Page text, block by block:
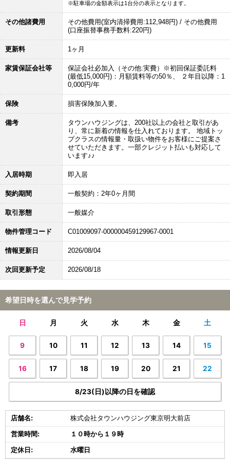
※駐車場の金額表示は1台分の表示となります。
その他諸費用
その他費用(室内清掃費用:112,948円) / その他費用
(口座振替事務手数料:220円)
更新料 1ヶ月
家賃保証会社等
保証会社必加入（その他:実費）※初回保証委託料
(最低15,000円)：月額賃料等の50％、 ２年目以降：1
0,000円/年
保険 損害保険加入要。
備考
タウンハウジングは、200社以上の会社と取引があ
り、常に新着の情報を仕入れております。 地域トッ
プクラスの情報量・取扱い物件をお客様にご提案さ
せていただきます。一部クレジット払いも対応して
います♪♪
入居時期 即入居
契約期間 一般契約：2年0ヶ月間
取引形態 一般媒介
物件管理コード C01009097-000000459129967-0001
情報更新日 2026/08/04
次回更新予定 2026/08/18
希望日時を選んで見学予約
日 月 火 水 木 金 土
9 10 11 12 13 14 15
16 17 18 19 20 21 22
8/23(日)以降の日を確認
店舗名: 株式会社タウンハウジング東京明大前店
営業時間: １０時から１９時
定休日: 水曜日